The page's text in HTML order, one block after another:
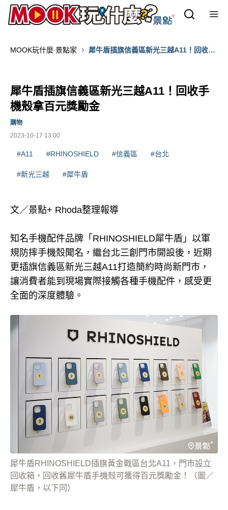
MOOK玩什麼‧景點家
犀牛盾插旗信義區新光三越A11！回收手
犀牛盾插旗信義區新光三越A11！回收手
機殼拿百元獎勵金
2023-10-17 13:00
購物
#A11 #RHINOSHIELD #信義區 #台北
#新光三越 #犀牛盾
文／景點+ Rhoda整理報導
知名手機配件品牌「RHINOSHIELD犀牛盾」以軍
規防摔手機殼聞名，繼台北三創門市開設後，近期
更插旗信義區新光三越A11打造簡約時尚新門市，
讓消費者能到現場實際接觸各種手機配件，感受更
全面的深度體驗。
犀牛盾RHINOSHIELD插旗黃金戰區台北A11，門市設立
回收箱，回收舊犀牛盾手機殼可獲得百元獎勵金！（圖／
犀牛盾，以下同）